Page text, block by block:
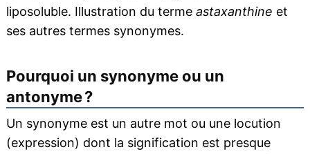
liposoluble. Illustration du terme astaxanthine et
ses autres termes synonymes.
Pourquoi un synonyme ou un
antonyme ?
Un synonyme est un autre mot ou une locution
(expression) dont la signification est presque